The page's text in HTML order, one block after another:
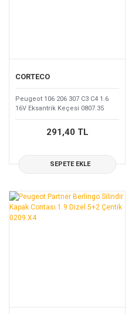
CORTECO
Peugeot 106 206 307 C3 C4 1.6
16V Eksantrik Keçesi 0807.35
291,40 TL
SEPETE EKLE